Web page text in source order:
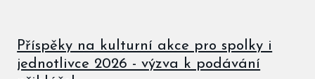
Příspěky na kulturní akce pro spolky i
jednotlivce 2026 - výzva k podávání